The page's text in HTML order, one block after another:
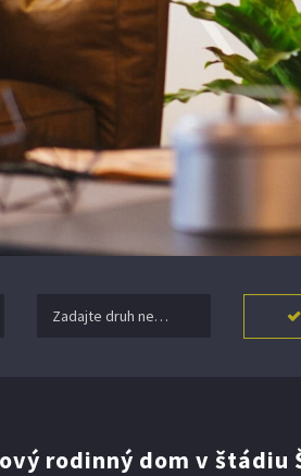
.. Zadajte druh nehnuteľnosti ..
rodinný dom v štádiu